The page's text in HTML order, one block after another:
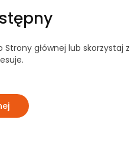
głównej lub skorzystaj